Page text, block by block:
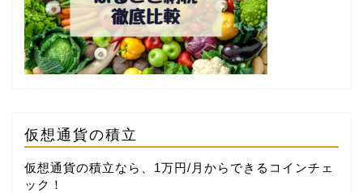
仮想通貨の積立
仮想通貨の積立なら、1万円/月からできる コインチェ
ック ！